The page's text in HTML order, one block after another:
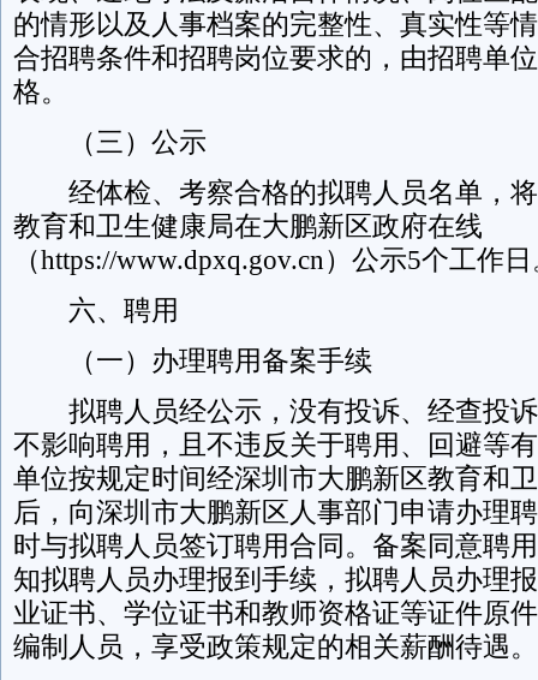
的情形以及人事档案的完整性、真实性等
合招聘条件和招聘岗位要求的，由招聘单
格。
（三）公示
经体检、考察合格的拟聘人员名单，将
教育和卫生健康局在大鹏新区政府在线
（https://www.dpxq.gov.cn）公示5个工作
六、聘用
（一）办理聘用备案手续
拟聘人员经公示，没有投诉、经查投诉
不影响聘用，且不违反关于聘用、回避等
单位按规定时间经深圳市大鹏新区教育和
后，向深圳市大鹏新区人事部门申请办理
时与拟聘人员签订聘用合同。备案同意聘
知拟聘人员办理报到手续，拟聘人员办理
业证书、学位证书和教师资格证等证件原
编制人员，享受政策规定的相关薪酬待遇。